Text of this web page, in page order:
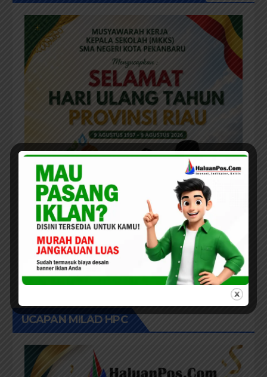
UCAPAN MILAD HPC